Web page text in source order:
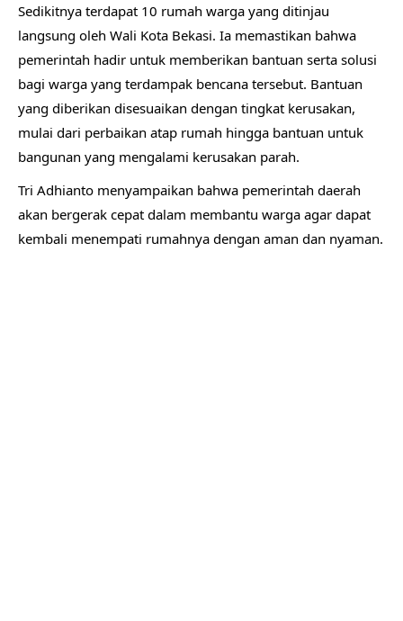
Sedikitnya terdapat 10 rumah warga yang ditinjau
langsung oleh Wali Kota Bekasi. Ia memastikan bahwa
pemerintah hadir untuk memberikan bantuan serta solusi
bagi warga yang terdampak bencana tersebut. Bantuan
yang diberikan disesuaikan dengan tingkat kerusakan,
mulai dari perbaikan atap rumah hingga bantuan untuk
bangunan yang mengalami kerusakan parah.
Tri Adhianto menyampaikan bahwa pemerintah daerah
akan bergerak cepat dalam membantu warga agar dapat
kembali menempati rumahnya dengan aman dan nyaman.